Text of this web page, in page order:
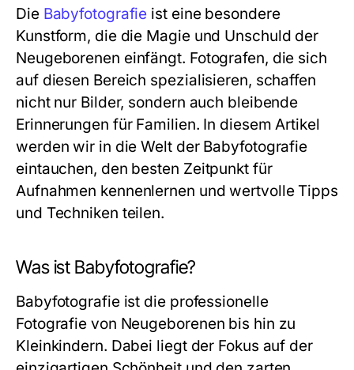
Die Babyfotografie ist eine besondere
Kunstform, die die Magie und Unschuld der
Neugeborenen einfängt. Fotografen, die sich
auf diesen Bereich spezialisieren, schaffen
nicht nur Bilder, sondern auch bleibende
Erinnerungen für Familien. In diesem Artikel
werden wir in die Welt der Babyfotografie
eintauchen, den besten Zeitpunkt für
Aufnahmen kennenlernen und wertvolle Tipps
und Techniken teilen.
Was ist Babyfotografie?
Babyfotografie ist die professionelle
Fotografie von Neugeborenen bis hin zu
Kleinkindern. Dabei liegt der Fokus auf der